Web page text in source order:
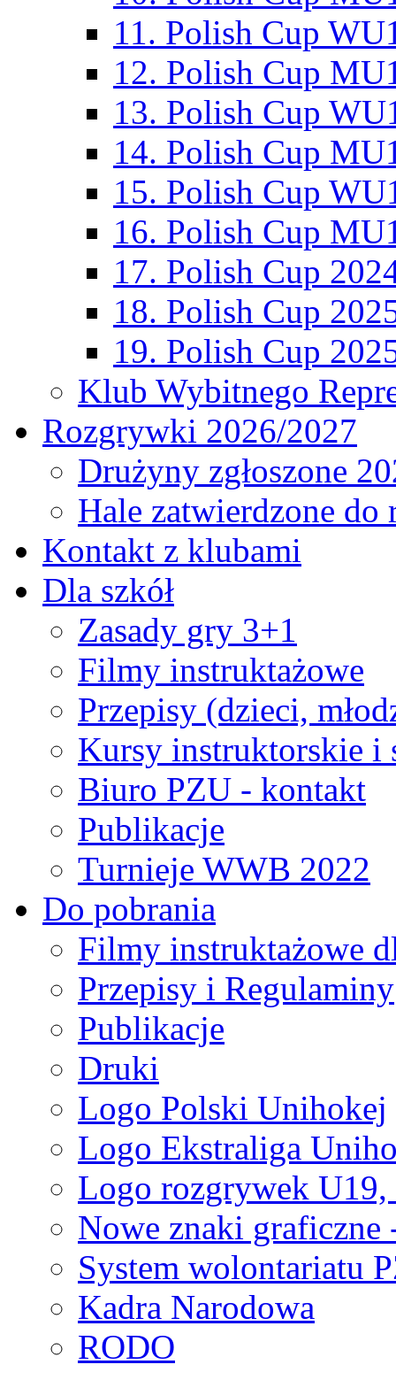
11. Polish Cup
12. Polish Cup
13. Polish Cup
14. Polish Cup
15. Polish Cup
16. Polish Cup
17. Polish Cup
18. Polish Cup
19. Polish Cup
Klub Wybitnego
Rozgrywki 2026/2027
Drużyny zgłoszone
Hale zatwierdzone
Kontakt z klubami
Dla szkół
Zasady gry 3+1
Filmy instruktażowe
Przepisy (dzieci,
Kursy instruktorskie i
Biuro PZU - kontakt
Publikacje
Turnieje WWB 2022
Do pobrania
Filmy instruktażowe
Przepisy i Regulaminy
Publikacje
Druki
Logo Polski Unihokej
Logo Ekstraliga
Logo rozgrywek
Nowe znaki graficzne
System wolontariatu
Kadra Narodowa
RODO